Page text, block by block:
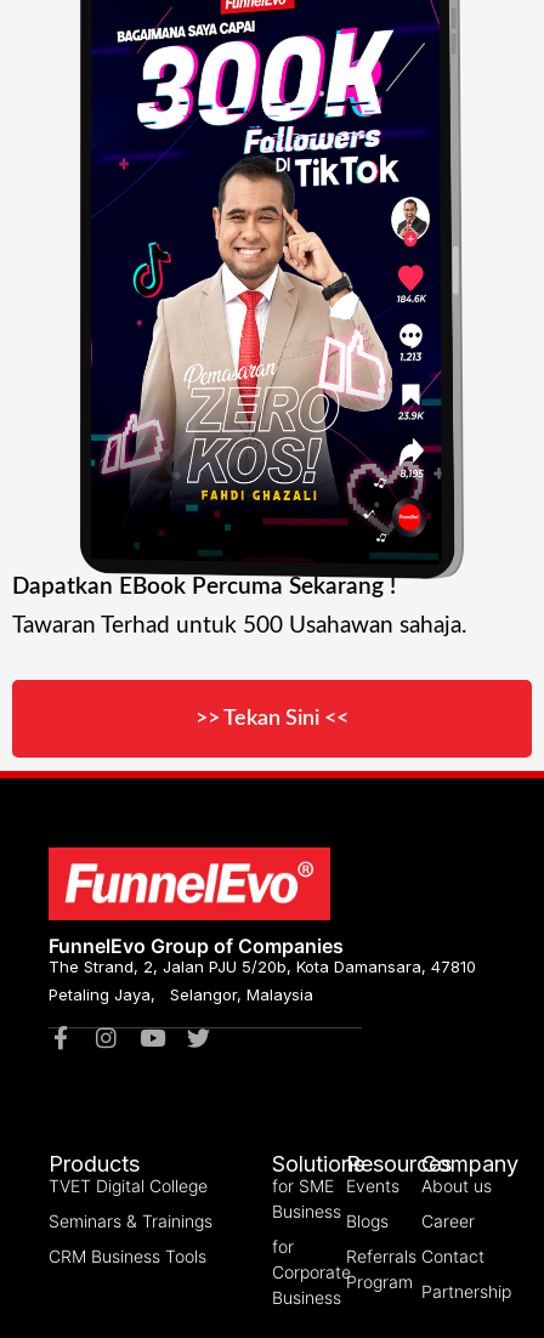
Dapatkan EBook Percuma Sekarang !
Tawaran Terhad untuk 500 Usahawan sahaja.
>> Tekan Sini <<
FunnelEvo Group of Companies
The Strand, 2, Jalan PJU 5/20b, Kota Damansara, 47810
Petaling Jaya, Selangor, Malaysia
Products
TVET Digital College
Seminars & Trainings
CRM Business Tools
Solutions
for SME
Business
for
Corporate
Business
Resources
Events
Blogs
Referrals
Program
Company
About us
Career
Contact
Partnership